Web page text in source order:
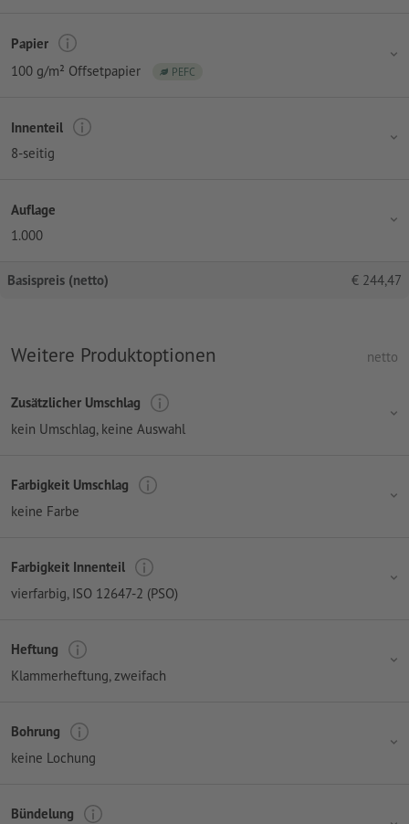
Papier
100 g/m² Offsetpapier
PEFC
Innenteil
8-seitig
Auflage
1.000
Basispreis (netto) € 244,47
Weitere Produktoptionen netto
Zusätzlicher Umschlag
kein Umschlag, keine Auswahl
Farbigkeit Umschlag
keine Farbe
Farbigkeit Innenteil
vierfarbig, ISO 12647-2 (PSO)
Heftung
Klammerheftung, zweifach
Bohrung
keine Lochung
Bündelung